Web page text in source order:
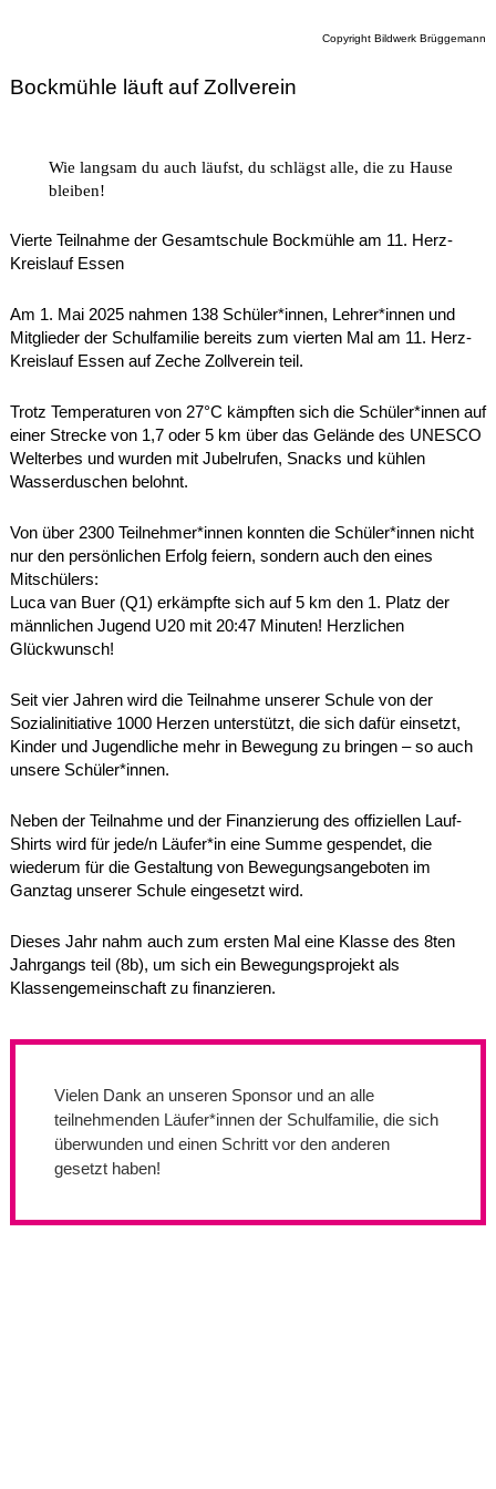
Copyright Bildwerk Brüggemann
Bockmühle läuft auf Zollverein
Wie langsam du auch läufst, du schlägst alle, die zu Hause
bleiben!
Vierte Teilnahme der Gesamtschule Bockmühle am 11. Herz-
Kreislauf Essen
Am 1. Mai 2025 nahmen 138 Schüler*innen, Lehrer*innen und
Mitglieder der Schulfamilie bereits zum vierten Mal am 11. Herz-
Kreislauf Essen auf Zeche Zollverein teil.
Trotz Temperaturen von 27°C kämpften sich die Schüler*innen auf
einer Strecke von 1,7 oder 5 km über das Gelände des UNESCO
Welterbes und wurden mit Jubelrufen, Snacks und kühlen
Wasserduschen belohnt.
Von über 2300 Teilnehmer*innen konnten die Schüler*innen nicht
nur den persönlichen Erfolg feiern, sondern auch den eines
Mitschülers:
Luca van Buer (Q1) erkämpfte sich auf 5 km den 1. Platz der
männlichen Jugend U20 mit 20:47 Minuten! Herzlichen
Glückwunsch!
Seit vier Jahren wird die Teilnahme unserer Schule von der
Sozialinitiative 1000 Herzen unterstützt, die sich dafür einsetzt,
Kinder und Jugendliche mehr in Bewegung zu bringen – so auch
unsere Schüler*innen.
Neben der Teilnahme und der Finanzierung des offiziellen Lauf-
Shirts wird für jede/n Läufer*in eine Summe gespendet, die
wiederum für die Gestaltung von Bewegungsangeboten im
Ganztag unserer Schule eingesetzt wird.
Dieses Jahr nahm auch zum ersten Mal eine Klasse des 8ten
Jahrgangs teil (8b), um sich ein Bewegungsprojekt als
Klassengemeinschaft zu finanzieren.
Vielen Dank an unseren Sponsor und an alle
teilnehmenden Läufer*innen der Schulfamilie, die sich
überwunden und einen Schritt vor den anderen
gesetzt haben!